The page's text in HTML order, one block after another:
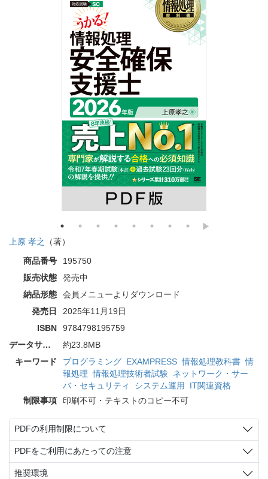
上原 孝之
（著）
商品番号
195750
販売状態
発売中
納品形態
会員メニューよりダウンロード
発売日
2025年11月19日
ISBN
9784798195759
データサイズ
約23.8MB
キーワード
プログラミング EXAMPRESS 情報処理教科書 情
報処理 情報処理技術者試験 ネットワーク・サー
バ・セキュリティ
システム運用
IT関連資格
制限事項
印刷不可・テキストのコピー不可
PDFの利用制限について
PDFをご利用にあたっての注意
推奨環境